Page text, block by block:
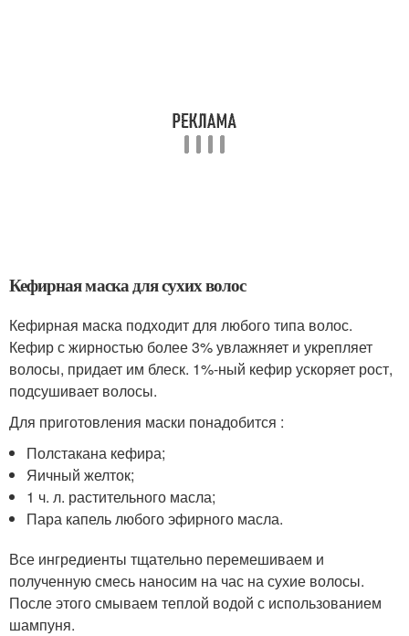
Кефирная маска для сухих волос
Кефирная маска подходит для любого типа волос.
Кефир с жирностью более 3% увлажняет и укрепляет
волосы, придает им блеск. 1%-ный кефир ускоряет рост,
подсушивает волосы.
Для приготовления маски понадобится :
Полстакана кефира;
Яичный желток;
1 ч. л. растительного масла;
Пара капель любого эфирного масла.
Все ингредиенты тщательно перемешиваем и
полученную смесь наносим на час на сухие волосы.
После этого смываем теплой водой с использованием
шампуня.